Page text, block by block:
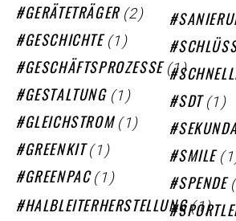
GERÄTETRÄGER (2)
GESCHICHTE (1)
GESCHÄFTSPROZESSE (1)
GESTALTUNG (1)
GLEICHSTROM (1)
GREENKIT (1)
GREENPAC (1)
HALBLEITERHERSTELLUNG (1)
SDT (1)
SMILE
SPENDE